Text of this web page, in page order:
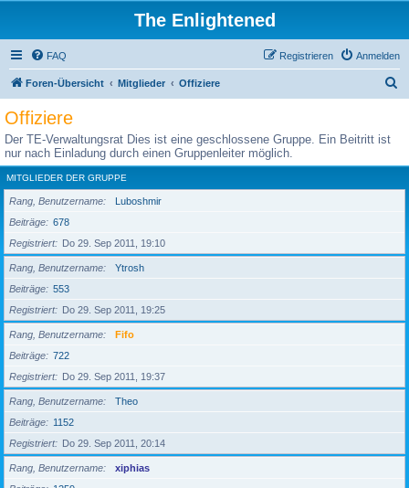
The Enlightened
FAQ Anmelden
Registrieren
Foren-Übersicht Mitglieder Offiziere
e
Offiziere
Der TE-Verwaltungsrat Dies ist eine geschlossene Gruppe. Ein Beitritt ist
nur nach Einladung durch einen Gruppenleiter möglich.
MITGLIEDER DER GRUPPE
Rang, Benutzername
Luboshmir
Beiträge
678
Registriert
Do 29. Sep 2011, 19:10
Rang, Benutzername
Ytrosh
Beiträge
553
Registriert
Do 29. Sep 2011, 19:25
Rang, Benutzername
Fifo
Beiträge
722
Registriert
Do 29. Sep 2011, 19:37
Rang, Benutzername
Theo
Beiträge
1152
Registriert
Do 29. Sep 2011, 20:14
Rang, Benutzername
xiphias